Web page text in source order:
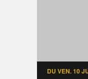
DU VEN. 10